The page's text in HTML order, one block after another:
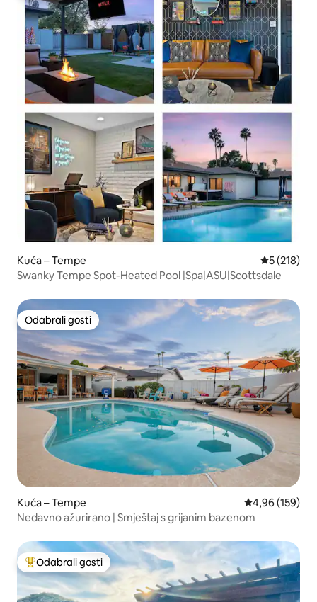
Kuća – Tempe Prosječna
5 (218)
Swanky Tempe Spot-Heated Pool |Spa|ASU|Scottsdale
Odabrali gosti
Odabrali gosti
Kuća – Tempe Prosječna
4,96 (159)
Nedavno ažurirano | Smještaj s grijanim bazenom
Među najviše rangiranima s oznakom „Odabrali gosti”
Odabrali gosti